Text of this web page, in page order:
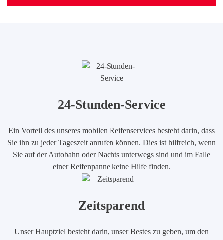
24-Stunden-Service
Ein Vorteil des unseres mobilen Reifenservices besteht darin, dass
Sie ihn zu jeder Tageszeit anrufen können. Dies ist hilfreich, wenn
Sie auf der Autobahn oder Nachts unterwegs sind und im Falle
einer Reifenpanne keine Hilfe finden.
Zeitsparend
Unser Hauptziel besteht darin, unser Bestes zu geben, um den